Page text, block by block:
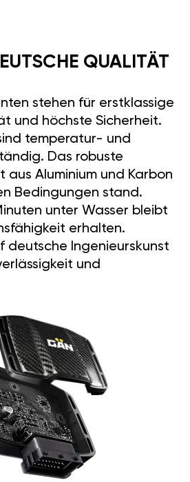
QUALITÄT
stehen für erstklassige
und höchste Sicherheit.
temperatur- und
Das robuste
aus Aluminium und Karbon
Bedingungen stand.
unter Wasser bleibt
erhalten.
deutsche Ingenieurskunst
und